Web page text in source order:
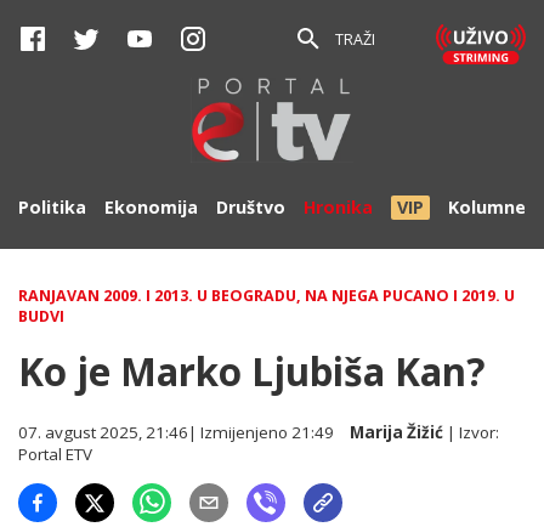
TRAŽI
Politika Ekonomija Društvo Hronika VIP Kolumne
RANJAVAN 2009. I 2013. U BEOGRADU, NA NJEGA PUCANO I 2019. U
BUDVI
Ko je Marko Ljubiša Kan?
07. avgust 2025, 21:46| Izmijenjeno 21:49 Marija Žižić | Izvor:
Portal ETV